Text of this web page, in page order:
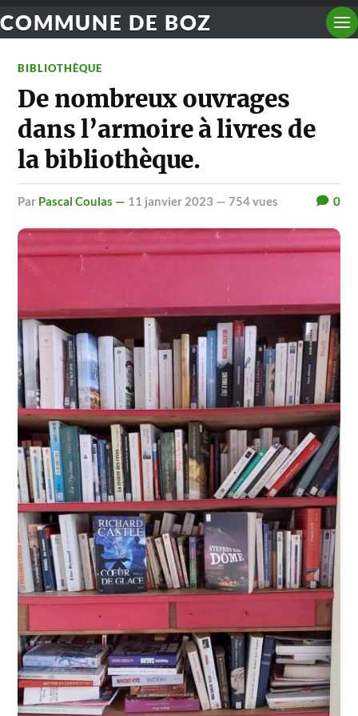
COMMUNE DE BOZ
BIBLIOTHÈQUE
De nombreux ouvrages
dans l’armoire à livres de
la bibliothèque.
par Pascal Coulas — 11 janvier 2023 — 754 vues 0